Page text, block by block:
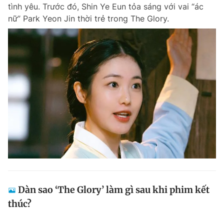
tình yêu. Trước đó, Shin Ye Eun tỏa sáng với vai “ác
nữ” Park Yeon Jin thời trẻ trong The Glory.
Dàn sao ‘The Glory’ làm gì sau khi phim kết
thúc?